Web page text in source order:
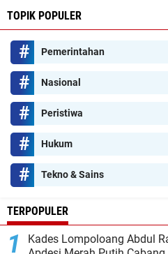
TOPIK POPULER
Pemerintahan
Nasional
Peristiwa
Hukum
Tekno & Sains
TERPOPULER
Kades Lompoloang Abdul